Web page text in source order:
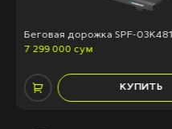
Беговая дорожка SPF-03K481
7 299 000 сум
КУПИТЬ